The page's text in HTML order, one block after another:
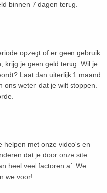
binnen 7 dagen terug.
opzegt of er geen gebruik
krijg je geen geld terug. Wil je
Laat dan uiterlijk 1 maand
weten dat je wilt stoppen.
helpen met onze video's en
dat je door onze site
heel veel factoren af. We
we voor!